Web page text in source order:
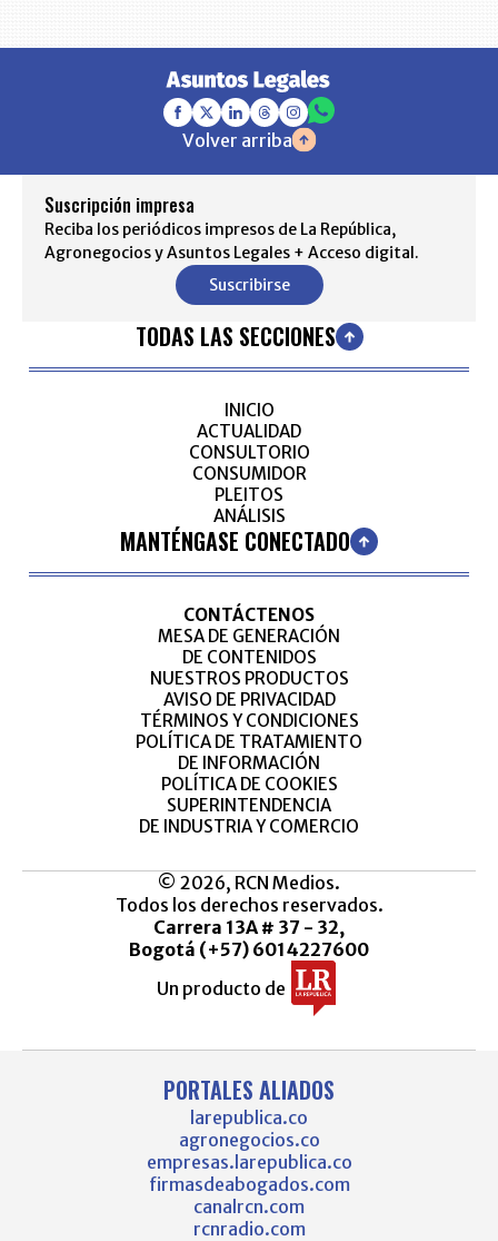
Volver arriba
Suscripción impresa
Reciba los periódicos impresos de La República,
Agronegocios y Asuntos Legales + Acceso digital.
Suscribirse
TODAS LAS SECCIONES
INICIO
ACTUALIDAD
CONSULTORIO
CONSUMIDOR
PLEITOS
ANÁLISIS
MANTÉNGASE CONECTADO
CONTÁCTENOS
MESA DE GENERACIÓN
DE CONTENIDOS
NUESTROS PRODUCTOS
AVISO DE PRIVACIDAD
TÉRMINOS Y CONDICIONES
POLÍTICA DE TRATAMIENTO
DE INFORMACIÓN
POLÍTICA DE COOKIES
SUPERINTENDENCIA
DE INDUSTRIA Y COMERCIO
© 2026, RCN Medios.
Todos los derechos reservados.
Carrera 13A # 37 - 32,
Bogotá (+57) 6014227600
Un producto de
PORTALES ALIADOS
larepublica.co
agronegocios.co
empresas.larepublica.co
firmasdeabogados.com
canalrcn.com
rcnradio.com